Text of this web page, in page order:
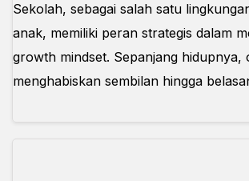
Sekolah, sebagai salah satu
anak, memiliki peran strategis dalam
growth mindset. Sepanjang hidupnya,
menghabiskan sembilan hingga